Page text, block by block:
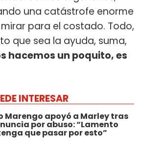
una catástrofe enorme
para el costado. Todo,
que sea la ayuda, suma,
hacemos un poquito, es
INTERESAR
Marengo apoyó a Marley tras
por abuso: “Lamento
que pasar por esto”